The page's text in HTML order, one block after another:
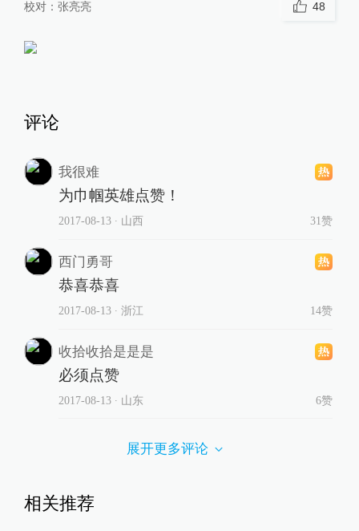
校对： 张亮亮 48
评论
我很难
为巾帼英雄点赞！
2017-08-13∙ 山西 31赞
西门勇哥
恭喜恭喜
2017-08-13∙ 浙江 14赞
收拾收拾是是是
必须点赞
2017-08-13∙ 山东 6赞
展开更多评论
相关推荐